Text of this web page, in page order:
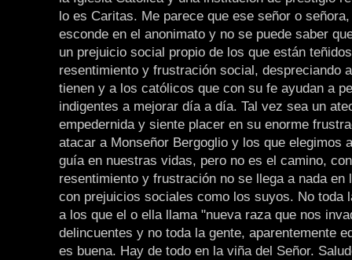
lo es Caritas. Me parece que ese señor o
esconde en el anonimato y no se puede saber
un prejuicio social propio de los que están
resentimiento y frustración social, despreciando
tienen y a los católicos que con su fe ayudan a
indigentes a mejorar día a día. Tal vez sea un
empedernida y siente placer en su enorme
atacar a Monseñor Bergoglio y los que elegimos
guía en nuestras vidas, pero no es el camino,
resentimiento y frustración no se llega a nada en
con prejuicios sociales como los suyos. No toda
a los que el o ella llama "nueva raza que nos
delincuentes y no toda la gente, aparentemente
es buena. Hay de todo en la viña del Señor.